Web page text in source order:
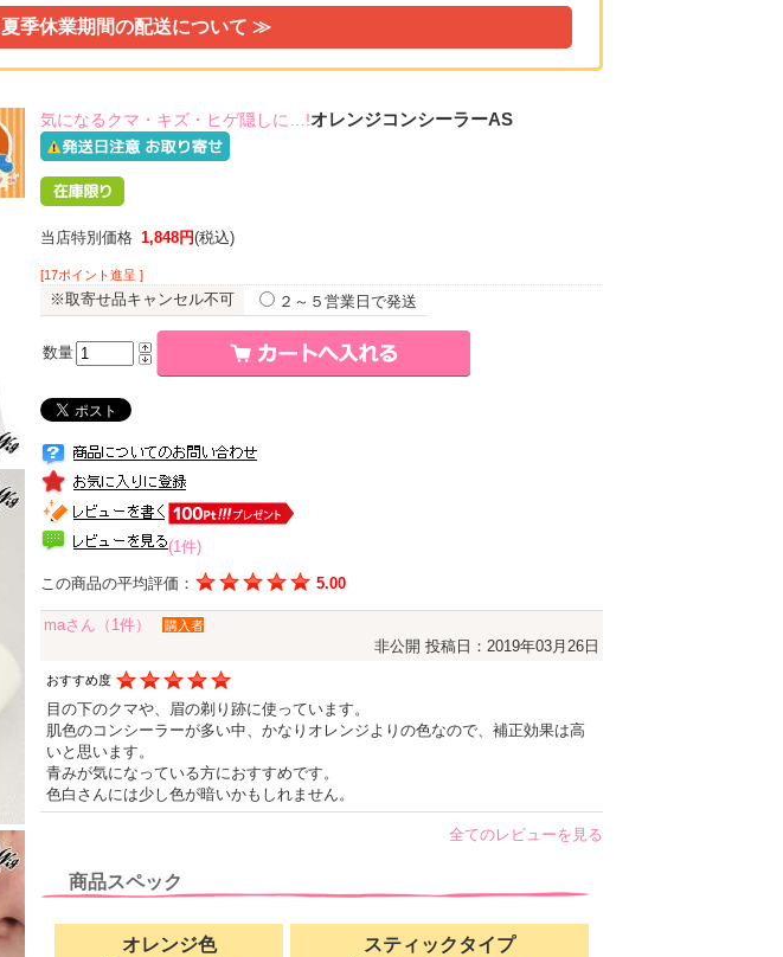
夏季休業期間の配送について ≫
気になるクマ・キズ・ヒゲ隠しに…!オレンジコンシーラーAS
当店特別価格 1,848円(税込)
[17ポイント進呈 ]
※取寄せ品キャンセル不可 ２～５営業日で発送
数量
(1件)
この商品の平均評価： 5.00
maさん（1件） 購入者
非公開 投稿日：2019年03月26日
おすすめ度
目の下のクマや、眉の剃り跡に使っています。
肌色のコンシーラーが多い中、かなりオレンジよりの色なので、補正効果は高
いと思います。
青みが気になっている方におすすめです。
色白さんには少し色が暗いかもしれません。
全てのレビューを見る
商品スペック
オレンジ色 スティックタイプ